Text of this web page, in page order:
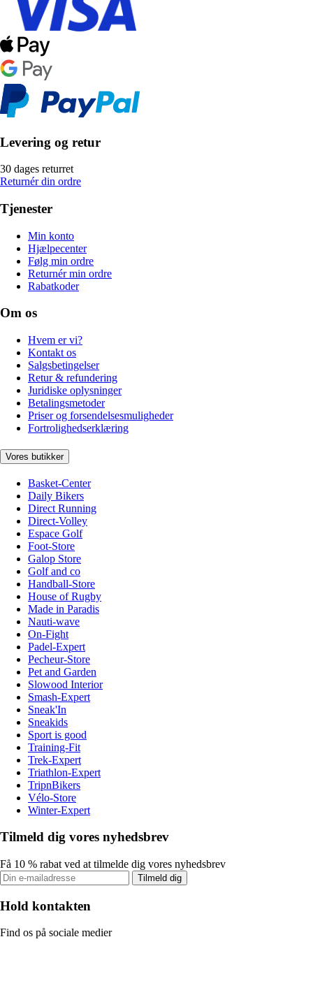
Levering og retur
30 dages returret
Returnér din ordre
Tjenester
Min konto
Hjælpecenter
Følg min ordre
Returnér min ordre
Rabatkoder
Om os
Hvem er vi?
Kontakt os
Salgsbetingelser
Retur & refundering
Juridiske oplysninger
Betalingsmetoder
Priser og forsendelsesmuligheder
Fortrolighedserklæring
Vores butikker
Basket-Center
Daily Bikers
Direct Running
Direct-Volley
Espace Golf
Foot-Store
Galop Store
Golf and co
Handball-Store
House of Rugby
Made in Paradis
Nauti-wave
On-Fight
Padel-Expert
Pecheur-Store
Pet and Garden
Slowood Interior
Smash-Expert
Sneak'In
Sneakids
Sport is good
Training-Fit
Trek-Expert
Triathlon-Expert
TripnBikers
Vélo-Store
Winter-Expert
Tilmeld dig vores nyhedsbrev
Få 10 % rabat ved at tilmelde dig vores nyhedsbrev
Tilmeld dig
Hold kontakten
Find os på sociale medier